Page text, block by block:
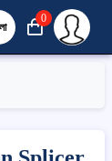
0